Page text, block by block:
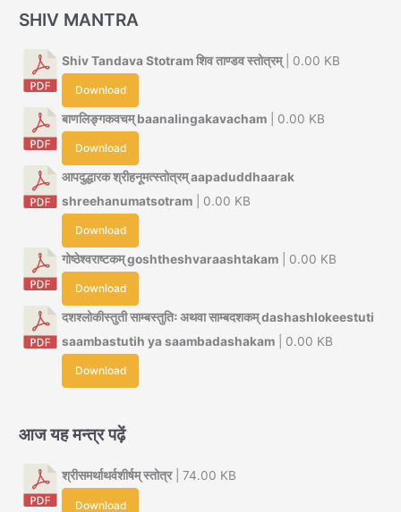
SHIV MANTRA
Shiv Tandava Stotram शिव ताण्डव स्तोत्रम्| 0.00 KB
Download
बाणलिङ्गकवचम् baanalingakavacham | 0.00 KB
Download
आपदुद्धारक श्रीहनूमत्स्तोत्रम् aapaduddhaarak
shreehanumatsotram | 0.00 KB
Download
गोष्ठेश्वराष्टकम् goshtheshvaraashtakam | 0.00 KB
Download
दशश्लोकीस्तुती साम्बस्तुतिः अथवा साम्बदशकम् dashashlokeestuti
saambastutih ya saambadashakam | 0.00 KB
Download
आज यह मन्त्र पढ़ें
श्रीसमर्थाथर्वशीर्षम् स्तोत्र| 74.00 KB
Download